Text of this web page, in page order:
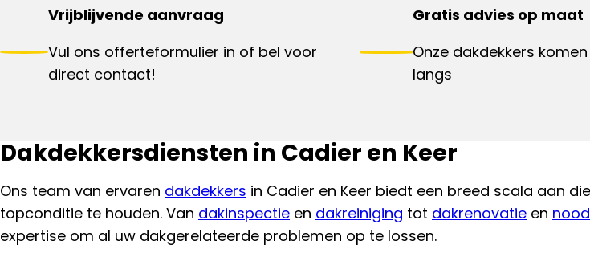
Vrijblijvende aanvraag
Vul ons offerteformulier in of bel voor
direct contact!
Gratis advies op maat
Onze dakdekkers
langs
Dakdekkersdiensten in Cadier en Keer
Ons team van ervaren dakdekkers in Cadier en Keer biedt een breed scala aan
topconditie te houden. Van dakinspectie en dakreiniging tot dakrenovatie en
expertise om al uw dakgerelateerde problemen op te lossen.